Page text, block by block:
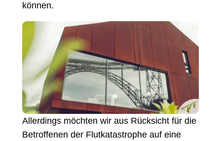
können.
Allerdings möchten wir aus Rücksicht für die
Betroffenen der Flutkatastrophe auf eine